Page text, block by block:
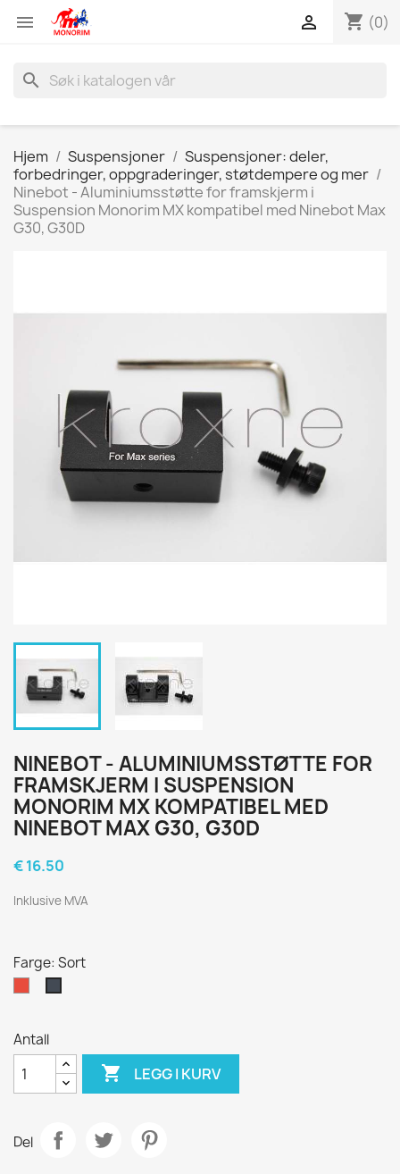
 shopping_cart (0)

search
Hjem Suspensjoner
Suspensjoner: deler,
forbedringer, oppgraderinger, støtdempere og mer
Ninebot - Aluminiumsstøtte for framskjerm i
Suspension Monorim MX kompatibel med Ninebot Max
G30, G30D
NINEBOT - ALUMINIUMSSTØTTE FOR
FRAMSKJERM I SUSPENSION
MONORIM MX KOMPATIBEL MED
NINEBOT MAX G30, G30D
€ 16.50
Inklusive MVA
Farge: Sort
Antall
 LEGG I KURV
Del